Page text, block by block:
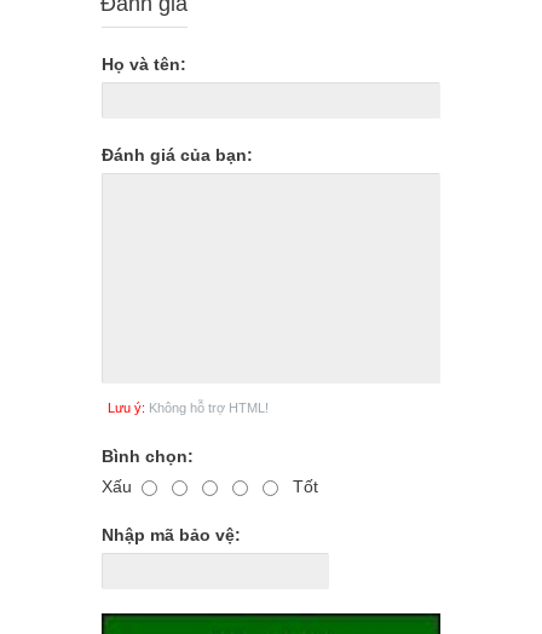
Họ và tên:
Đánh giá của bạn:
Lưu ý: Không hỗ trợ HTML!
Bình chọn:
Xấu
Tốt
Nhập mã bảo vệ: